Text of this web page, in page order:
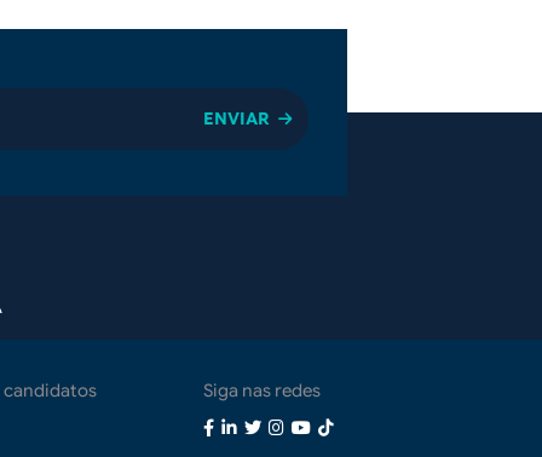
candidatos Siga nas redes